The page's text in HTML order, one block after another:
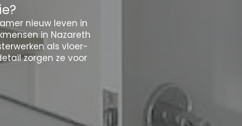
nieuw leven in
in Nazareth
als vloer-
zorgen ze voor